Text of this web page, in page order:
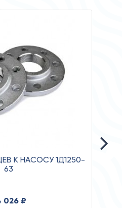
К НАСОСУ 1Д1250-
63
026 ₽